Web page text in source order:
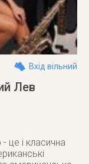
Вхід вільний
Лев
це і класична